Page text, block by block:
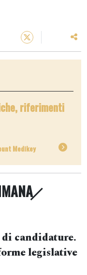
riferimenti
Medikey
candidature.
legislative